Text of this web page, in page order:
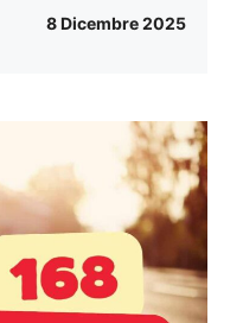
8 Dicembre 2025